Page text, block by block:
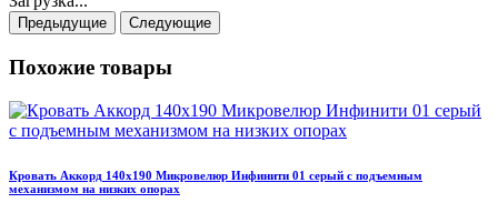
Предыдущие Следующие
Похожие товары
Кровать Аккорд 140х190 Микровелюр Инфинити 01 серый с подъемным
механизмом на низких опорах